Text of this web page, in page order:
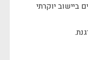
ביישוב יוקרתי